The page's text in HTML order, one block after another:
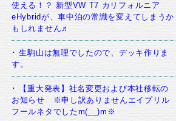
使える！？ 新型VW T7 カリフォルニア
eHybridが、車中泊の常識を変えてしまうか
もしれません♬
生駒山は無理でしたので、デッキ作りま
す。
【重大発表】社名変更および本社移転の
お知らせ ※申し訳ありませんエイプリル
フールネタでしたm(__)m※